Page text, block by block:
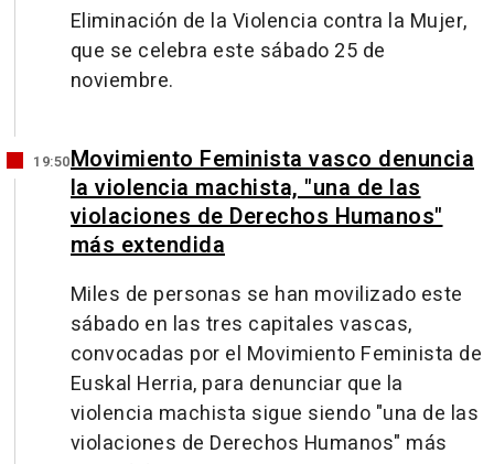
Eliminación de la Violencia contra la Mujer,
que se celebra este sábado 25 de
noviembre.
19:50Movimiento Feminista vasco denuncia
la violencia machista, "una de las
violaciones de Derechos Humanos"
más extendida
Miles de personas se han movilizado este
sábado en las tres capitales vascas,
convocadas por el Movimiento Feminista de
Euskal Herria, para denunciar que la
violencia machista sigue siendo "una de las
violaciones de Derechos Humanos" más